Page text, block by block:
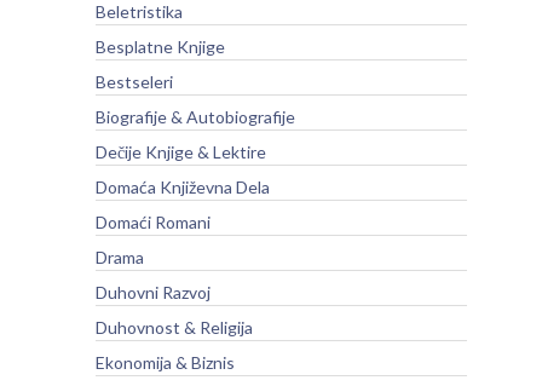
Beletristika
Besplatne Knjige
Bestseleri
Biografije & Autobiografije
Dečije Knjige & Lektire
Domaća Književna Dela
Domaći Romani
Drama
Duhovni Razvoj
Duhovnost & Religija
Ekonomija & Biznis